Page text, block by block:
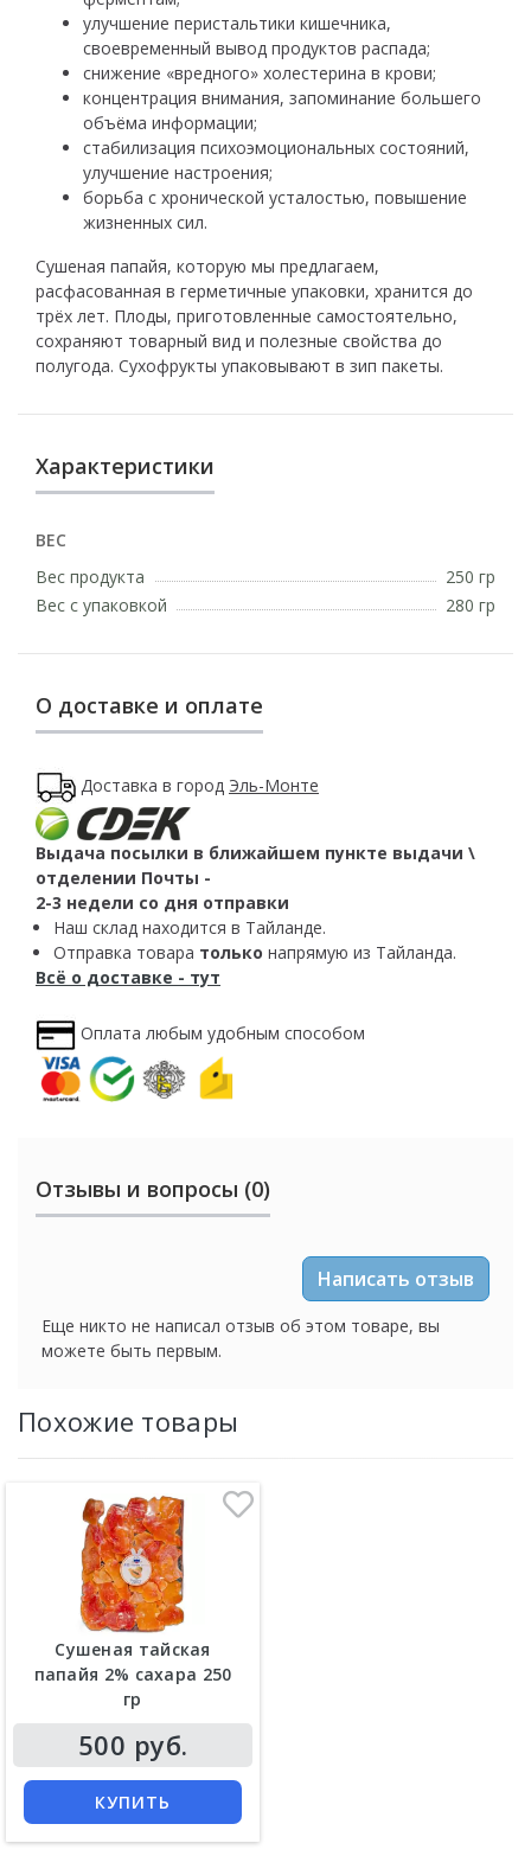
улучшение перистальтики кишечника,
своевременный вывод продуктов распада;
снижение «вредного» холестерина в крови;
концентрация внимания, запоминание большего
объёма информации;
стабилизация психоэмоциональных состояний,
улучшение настроения;
борьба с хронической усталостью, повышение
жизненных сил.
Сушеная папайя, которую мы предлагаем,
расфасованная в герметичные упаковки, хранится до
трёх лет. Плоды, приготовленные самостоятельно,
сохраняют товарный вид и полезные свойства до
полугода. Сухофрукты упаковывают в зип пакеты.
Характеристики
ВЕС
Вес продукта
250 гр
Вес с упаковкой
280 гр
О доставке и оплате
Доставка в город Эль-Монте
Выдача посылки в ближайшем пункте выдачи \
отделении Почты -
2-3 недели со дня отправки
Наш склад находится в Тайланде.
Отправка товара только напрямую из Тайланда.
Всё о доставке - тут
Оплата любым удобным способом
Отзывы и вопросы (0)
Написать отзыв
Еще никто не написал отзыв об этом товаре, вы
можете быть первым.
Похожие товары
Сушеная тайская
папайя 2% сахара 250
гр
500 руб.
КУПИТЬ